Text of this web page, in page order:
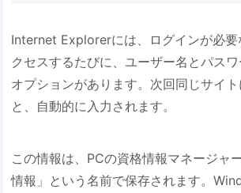
Internet Explorerには、ログインが必要
クセスするたびに、ユーザー名とパス
オプションがあります。次回同じサイ
と、自動的に入力されます。
この情報は、PCの資格情報マネージャ
情報」という名前で保存されます。